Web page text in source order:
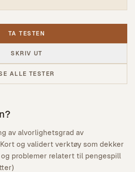
av alvorlighetsgrad av
og validert verktøy som dekker
problemer relatert til pengespill
TA TESTEN
SKRIV UT
ALLE TESTER